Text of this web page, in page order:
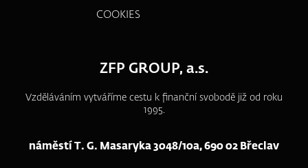
COOKIES
ZFP GROUP, a.s.
Vzděláváním vytváříme cestu k finanční svobodě již od roku
1995.
náměstí T. G. Masaryka 3048/10a, 690 02 Břeclav